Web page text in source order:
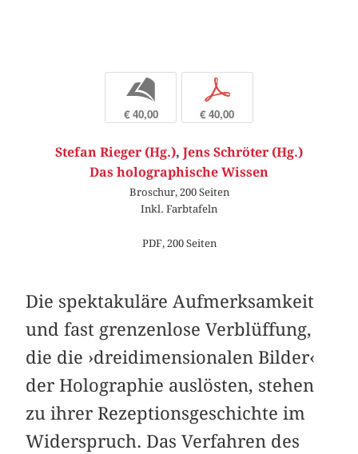
b
€ 40,00
p
€ 40,00
Stefan Rieger (Hg.), Jens Schröter (Hg.)
Das holographische Wissen
Broschur, 200 Seiten
Inkl. Farbtafeln
PDF, 200 Seiten
Die spektakuläre Aufmerksamkeit
und fast grenzenlose Verblüffung,
die die ›dreidimensionalen Bilder‹
der Holographie auslösten, stehen
zu ihrer Rezeptionsgeschichte im
Widerspruch. Das Verfahren des